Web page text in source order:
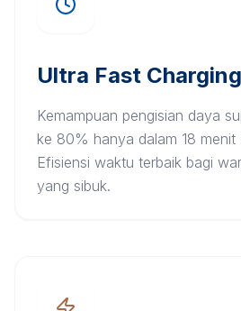
Ultra Fast Charging
Kemampuan pengisian daya
ke 80% hanya dalam 18
Efisiensi waktu terbaik bagi
yang sibuk.